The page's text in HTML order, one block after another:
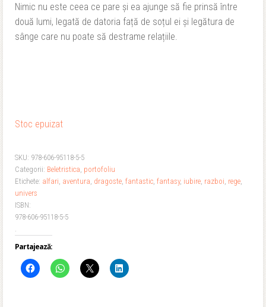
Nimic nu este ceea ce pare și ea ajunge să fie prinsă între
două lumi, legată de datoria față de soțul ei și legătura de
sânge care nu poate să destrame relațiile.
Stoc epuizat
SKU: 978-606-95118-5-5
Categorii: Beletristica portofoliu
Etichete: alfari aventura dragoste fantastic fantasy, iubire razboi rege
univers
ISBN:
978-606-95118-5-5
Partajează: